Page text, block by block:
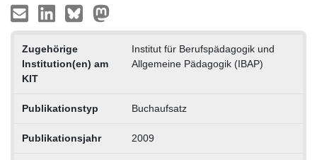
Zugehörige
Institution(en) am
KIT
Institut für Berufspädagogik und
Allgemeine Pädagogik (IBAP)
Publikationstyp Buchaufsatz
Publikationsjahr 2009